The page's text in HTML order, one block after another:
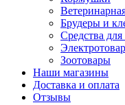
Брудеры и
Средства
Зоотовары
Наши магазины
Доставка и оплата
Отзывы